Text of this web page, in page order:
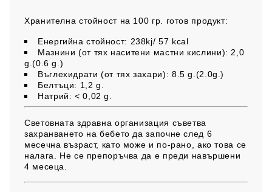
Хранителна стойност на 100 гр. готов продукт:
Енергийна стойност: 238kj/ 57 kcal
Мазнини (от тях наситени мастни кислини): 2,0
g.(0.6 g.)
Въглехидрати (от тях захари): 8.5 g.(2.0g.)
Белтъци: 1,2 g.
Натрий: < 0,02 g.
Световната здравна организация съветва
захранването на бебето да започне след 6
месечна възраст, като може и по-рано, ако това се
налага. Не се препоръчва да е преди навършени
4 месеца.